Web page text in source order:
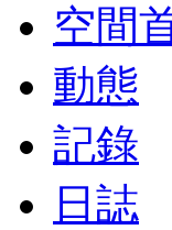
空間
動態
記錄
日誌